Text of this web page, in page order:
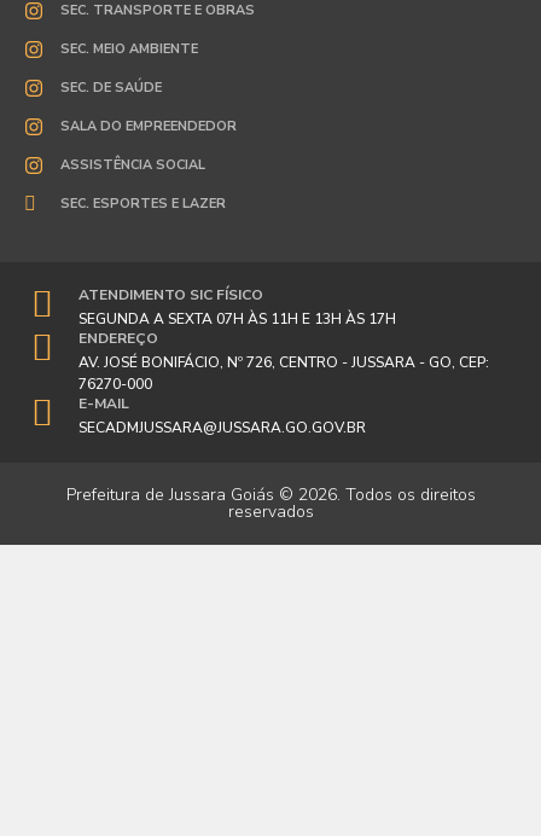
SEC. TRANSPORTE E OBRAS
SEC. MEIO AMBIENTE
SEC. DE SAÚDE
SALA DO EMPREENDEDOR
ASSISTÊNCIA SOCIAL
SEC. ESPORTES E LAZER
ATENDIMENTO SIC FÍSICO
SEGUNDA A SEXTA 07H ÀS 11H E 13H ÀS 17H
ENDEREÇO
AV. JOSÉ BONIFÁCIO, Nº 726, CENTRO - JUSSARA - GO, CEP:
76270-000
E-MAIL
SECADMJUSSARA@JUSSARA.GO.GOV.BR
Prefeitura de Jussara Goiás © 2026. Todos os direitos
reservados